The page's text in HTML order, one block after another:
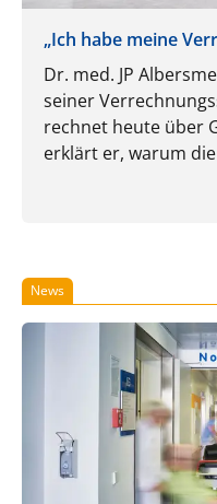
„Ich habe meine
Dr. med. JP
seiner
rechnet heute über
erklärt er, warum
zunächst vermuten
News